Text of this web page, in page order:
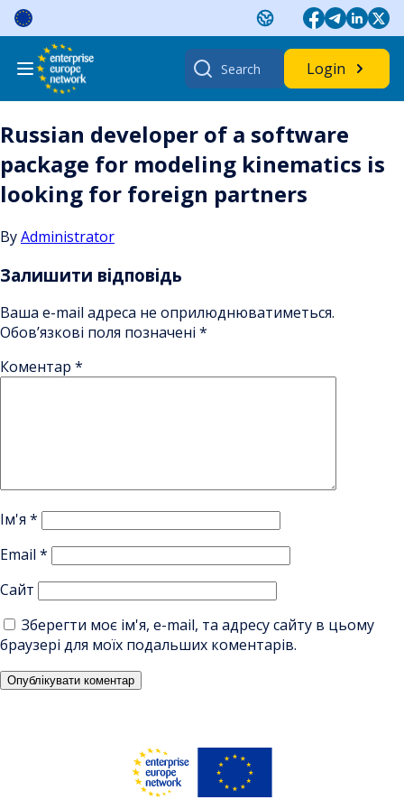
Skip
content
Search
for:
Login
Russian developer of a software
package for modeling kinematics is
looking for foreign partners
ByAdministrator
Залишити відповідь
Ваша e-mail адреса не оприлюднюватиметься.
Обов’язкові поля позначені *
Коментар *
Ім'я *
Email *
Сайт
Зберегти моє ім'я, e-mail, та адресу сайту в цьому
браузері для моїх подальших коментарів.